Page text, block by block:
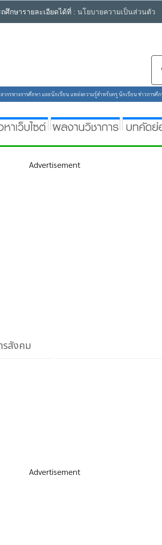
กษารายละเอียดได้ที่ : นโยบายความเป็นส่วนตัว
ากรทางการศึกษา และนักเรียน แหล่งความรู้สำหรับครู นักเรียน ข่าวการ
Advertisement
รสังคม
Advertisement